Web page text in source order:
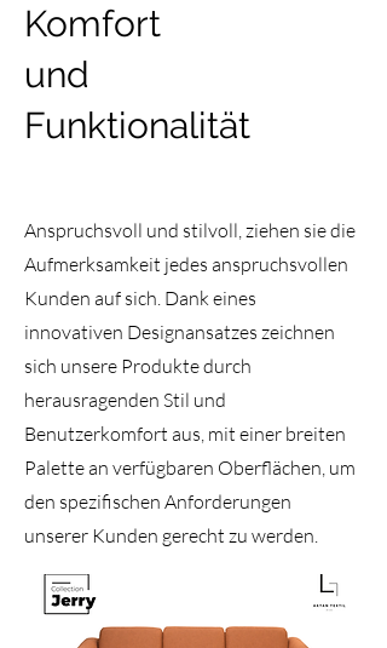
Komfort
und
Funktionalität
Anspruchsvoll und stilvoll, ziehen sie die
Aufmerksamkeit jedes anspruchsvollen
Kunden auf sich. Dank eines
innovativen Designansatzes zeichnen
sich unsere Produkte durch
herausragenden Stil und
Benutzerkomfort aus, mit einer breiten
Palette an verfügbaren Oberflächen, um
den spezifischen Anforderungen
unserer Kunden gerecht zu werden.